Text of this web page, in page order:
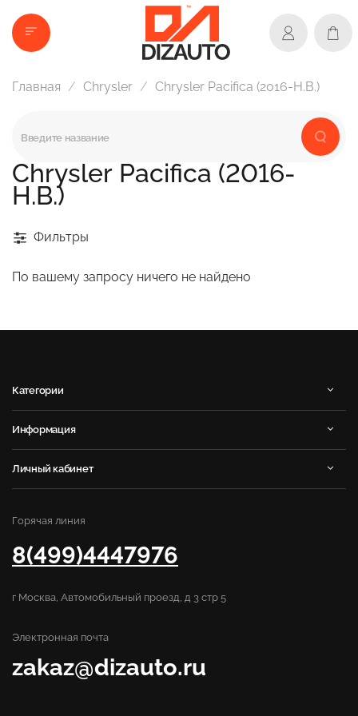
Главная Chrysler Chrysler Pacifica (2016-Н.В.)
Chrysler Pacifica (2016-
Н.В.)
Фильтры
По вашему запросу ничего не найдено
Категории
Информация
Личный кабинет
Горячая линия
8(499)4447976
г Москва, Автомобильный проезд, д 3 стр 5
Электронная почта
zakaz@dizauto.ru